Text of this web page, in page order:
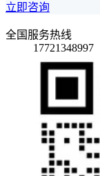
立即咨询
全国服务热线
17721348997